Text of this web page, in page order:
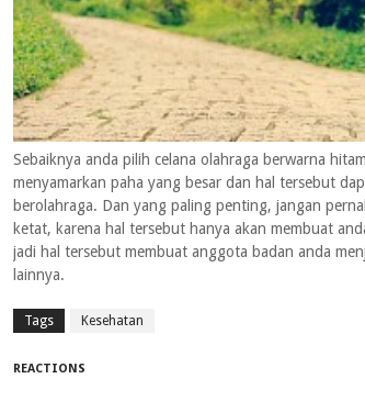
Sebaiknya anda pilih celana olahraga berwarna
menyamarkan paha yang besar dan hal tersebut
berolahraga. Dan yang paling penting, jangan
ketat, karena hal tersebut hanya akan membuat
jadi hal tersebut membuat anggota badan anda
lainnya.
Tags Kesehatan
REACTIONS